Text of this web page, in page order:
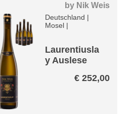
by Nik Weis
Deutschland |
Mosel |
Laurentiusla
y Auslese
Große Lage
€252,00